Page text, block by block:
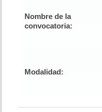
Nombre de la
convocatoria:
Modalidad: